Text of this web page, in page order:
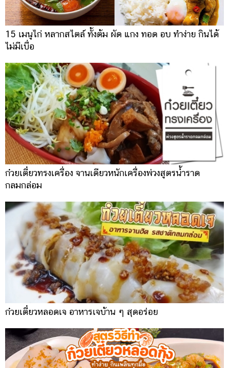
15 เมนูไก่ หลากสไตล์ ทั้งต้ม ผัด แกง ทอด อบ ทำง่าย กินได้
ไม่มีเบื่อ
ก๋วยเตี๋ยวทรงเครื่อง จานเดียวหนักเครื่องพ่วงสูตรน้ำราด
กลมกล่อม
ก๋วยเตี๋ยวหลอดเจ อาหารเจบ้าน ๆ สุดอร่อย